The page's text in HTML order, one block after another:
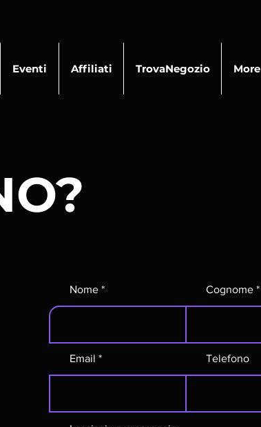
Eventi Affiliati TrovaNegozio More
Nome Cognome
Email Telefono